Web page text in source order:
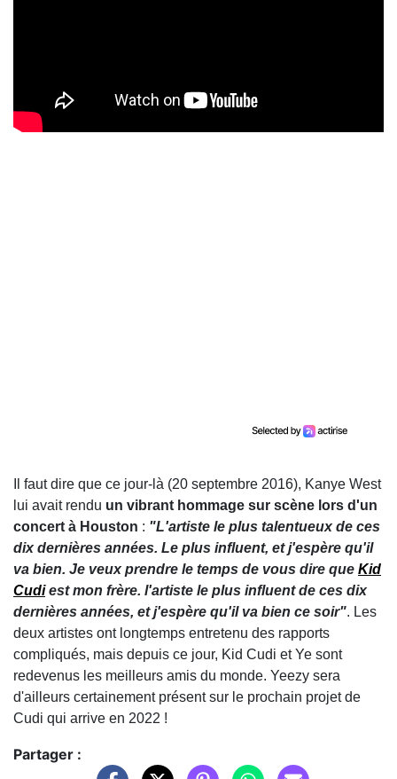
Il faut dire que ce jour-là (20 septembre 2016), Kanye West
lui avait rendu un vibrant hommage sur scène lors d'un
concert à Houston : "L'artiste le plus talentueux de ces
dix dernières années. Le plus influent, et j'espère qu'il
va bien. Je veux prendre le temps de vous dire que Kid
Cudiest mon frère. l'artiste le plus influent de ces dix
dernières années, et j'espère qu'il va bien ce soir". Les
deux artistes ont longtemps entretenu des rapports
compliqués, mais depuis ce jour, Kid Cudi et Ye sont
redevenus les meilleurs amis du monde. Yeezy sera
d'ailleurs certainement présent sur le prochain projet de
Cudi qui arrive en 2022 !
Partager :